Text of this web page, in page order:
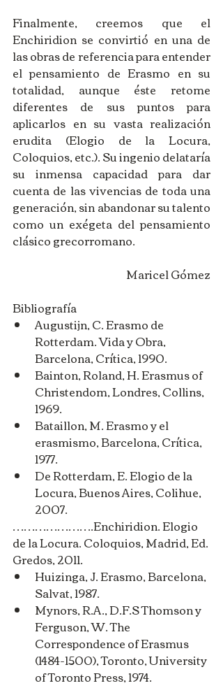
Finalmente, creemos que el
Enchiridion se convirtió en una de
las obras de referencia para entender
el pensamiento de Erasmo en su
totalidad, aunque éste retome
diferentes de sus puntos para
aplicarlos en su vasta realización
erudita (Elogio de la Locura,
Coloquios, etc.). Su ingenio delataría
su inmensa capacidad para dar
cuenta de las vivencias de toda una
generación, sin abandonar su talento
como un exégeta del pensamiento
clásico grecorromano.
Maricel Gómez
Bibliografía
Augustijn, C. Erasmo de
Rotterdam. Vida y Obra,
Barcelona, Crítica, 1990.
Bainton, Roland, H. Erasmus of
Christendom, Londres, Collins,
1969.
Bataillon, M. Erasmo y el
erasmismo, Barcelona, Crítica,
1977.
De Rotterdam, E. Elogio de la
Locura, Buenos Aires, Colihue,
2007.
………………….Enchiridion. Elogio
de la Locura. Coloquios, Madrid, Ed.
Gredos, 2011.
Huizinga, J. Erasmo, Barcelona,
Salvat, 1987.
Mynors, R.A., D.F.S Thomson y
Ferguson, W. The
Correspondence of Erasmus
(1484-1500), Toronto, University
of Toronto Press, 1974.